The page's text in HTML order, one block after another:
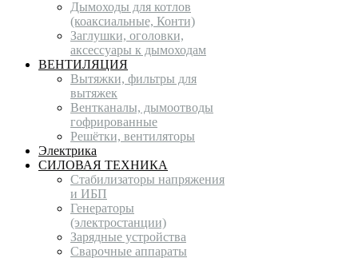
Дымоходы для котлов
(коаксиальные, Конти)
Заглушки, оголовки,
аксессуары к дымоходам
ВЕНТИЛЯЦИЯ
Вытяжки, фильтры для
вытяжек
Вентканалы, дымоотводы
гофрированные
Решётки, вентиляторы
Электрика
СИЛОВАЯ ТЕХНИКА
Стабилизаторы напряжения
и ИБП
Генераторы
(электростанции)
Зарядные устройства
Сварочные аппараты